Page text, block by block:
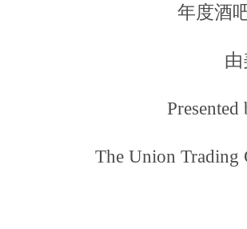
年度酒
The Union Trading